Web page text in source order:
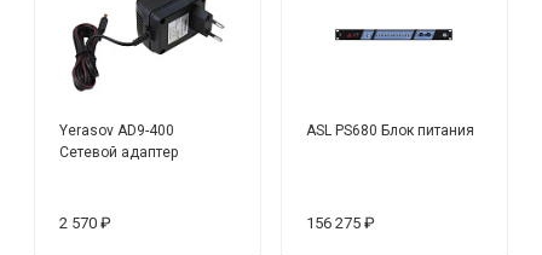
Yerasov AD9-400
Сетевой адаптер
2 570 ₽
ASL PS680 Блок питания
156 275 ₽